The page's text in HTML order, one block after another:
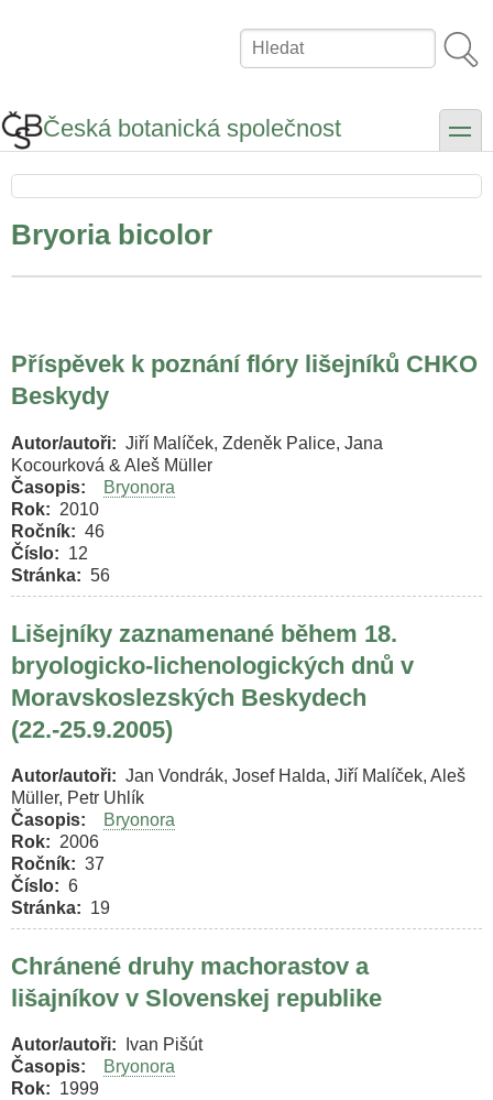
Hledat
Česká botanická společnost toggle
Bryoria bicolor
Příspěvek k poznání flóry lišejníků CHKO
Beskydy
Autor/autoři
Jiří Malíček, Zdeněk Palice, Jana
Kocourková & Aleš Müller
Časopis
Bryonora
Rok
2010
Ročník
46
Číslo
12
Stránka
56
Lišejníky zaznamenané během 18.
bryologicko-lichenologických dnů v
Moravskoslezských Beskydech
(22.-25.9.2005)
Autor/autoři
Jan Vondrák, Josef Halda, Jiří Malíček, Aleš
Müller, Petr Uhlík
Časopis
Bryonora
Rok
2006
Ročník
37
Číslo
6
Stránka
19
Chránené druhy machorastov a
lišajníkov v Slovenskej republike
Autor/autoři
Ivan Pišút
Časopis
Bryonora
Rok
1999